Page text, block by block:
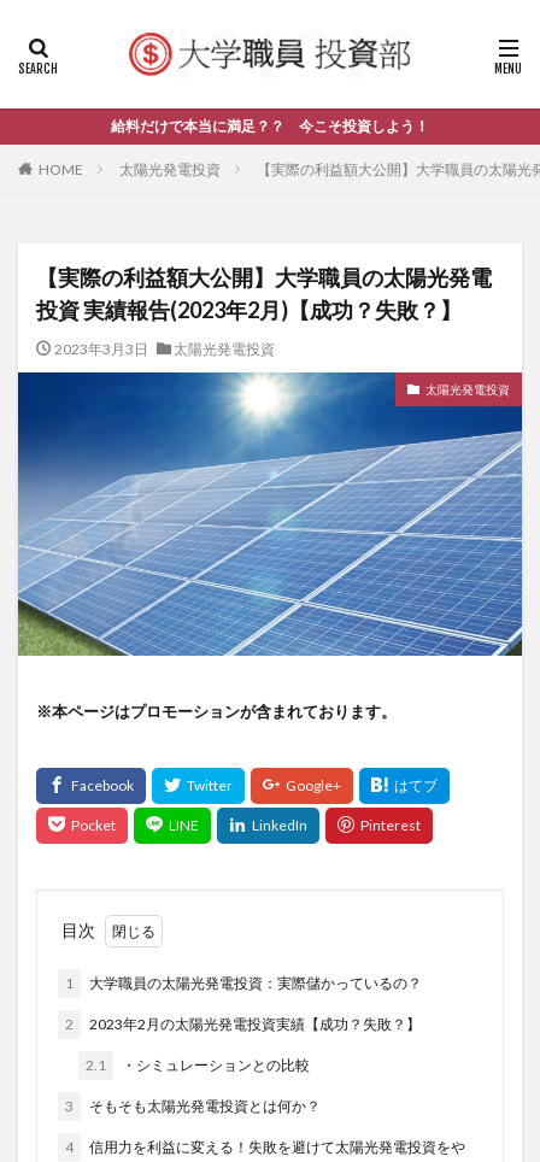
給料だけで本当に満足？？ 今こそ投資しよう！
HOME 太陽光発電投資 【実際の利益額大公開】大学職員の太陽
【実際の利益額大公開】大学職員の太陽光発電
投資 実績報告(2023年2月)【成功？失敗？】
2023年3月3日 太陽光発電投資
太陽光発電投資
※本ページはプロモーションが含まれております。
目次
1 大学職員の太陽光発電投資：実際儲かっているの？
2 2023年2月の太陽光発電投資実績【成功？失敗？】
2.1 ・シミュレーションとの比較
3 そもそも太陽光発電投資とは何か？
4
信用力を利益に変える！失敗を避けて太陽光発電投資をや